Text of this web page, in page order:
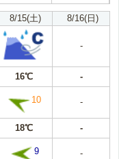
8/15(土) 8/16(日)
-
16℃ -
10 -
18℃ -
9 -